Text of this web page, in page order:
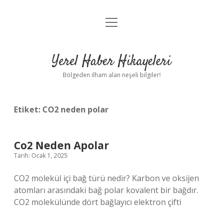
Anasayfa
Yasal Uyarı
menüyü
Yerel Haber Hikayeleri
Bölgeden ilham alan neşeli bilgiler!
Etiket: CO2 neden polar
Co2 Neden Apolar
Tarih: Ocak 1, 2025
CO2 molekül içi bağ türü nedir? Karbon ve oksijen
atomları arasındaki bağ polar kovalent bir bağdır.
CO2 molekülünde dört bağlayıcı elektron çifti